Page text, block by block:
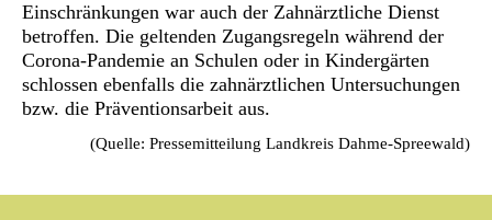
Einschränkungen war auch der Zahnärztliche Dienst
betroffen. Die geltenden Zugangsregeln während der
Corona-Pandemie an Schulen oder in Kindergärten
schlossen ebenfalls die zahnärztlichen Untersuchungen
bzw. die Präventionsarbeit aus.
(Quelle: Pressemitteilung Landkreis Dahme-Spreewald)